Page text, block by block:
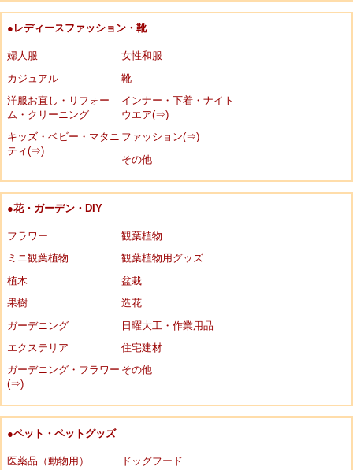
●レディースファッション・靴
婦人服
女性和服
カジュアル
靴
洋服お直し・リフォー
ム・クリーニング
インナー・下着・ナイト
ウエア(⇒)
キッズ・ベビー・マタニ
ティ(⇒)
ファッション(⇒)
その他
●花・ガーデン・DIY
フラワー
観葉植物
ミニ観葉植物
観葉植物用グッズ
植木
盆栽
果樹
造花
ガーデニング
日曜大工・作業用品
エクステリア
住宅建材
ガーデニング・フラワー
(⇒)
その他
●ペット・ペットグッズ
医薬品（動物用）
ドッグフード